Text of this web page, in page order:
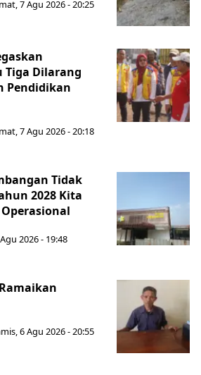
7 Agu 2026 - 20:25
Tiga Dilarang
Pendidikan
7 Agu 2026 - 20:18
Tidak
2028 Kita
2026 - 19:48
6 Agu 2026 - 20:55